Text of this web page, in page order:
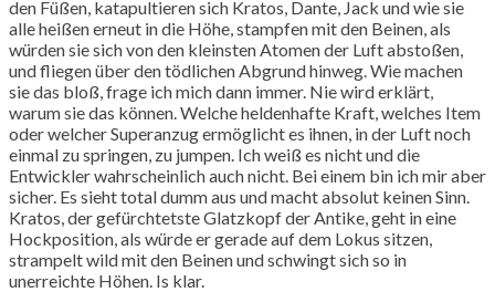
den Füßen, katapultieren sich Kratos, Dante, Jack und wie sie
alle heißen erneut in die Höhe, stampfen mit den Beinen, als
würden sie sich von den kleinsten Atomen der Luft abstoßen,
und fliegen über den tödlichen Abgrund hinweg. Wie machen
sie das bloß, frage ich mich dann immer. Nie wird erklärt,
warum sie das können. Welche heldenhafte Kraft, welches Item
oder welcher Superanzug ermöglicht es ihnen, in der Luft noch
einmal zu springen, zu jumpen. Ich weiß es nicht und die
Entwickler wahrscheinlich auch nicht. Bei einem bin ich mir aber
sicher. Es sieht total dumm aus und macht absolut keinen Sinn.
Kratos, der gefürchtetste Glatzkopf der Antike, geht in eine
Hockposition, als würde er gerade auf dem Lokus sitzen,
strampelt wild mit den Beinen und schwingt sich so in
unerreichte Höhen. Is klar.